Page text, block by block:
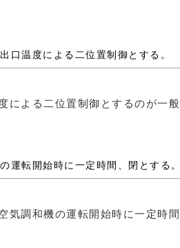
口温度による二位置制御とする。
による二位置制御とするのが一般
運転開始時に一定時間、閉とする。
気調和機の運転開始時に一定時間